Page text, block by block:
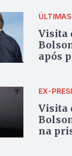
Visita
após
EX-
Visita
na